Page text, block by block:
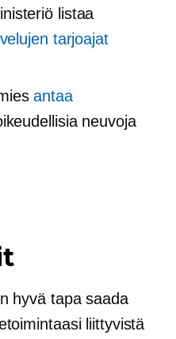
listaa
tarjoajat
antaa
neuvoja
hyvä tapa saada
liittyvistä